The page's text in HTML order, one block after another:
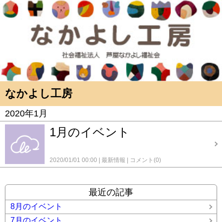
なかよし工房
2020年1月
1月のイベント
2020/01/01 00:00 最新情報 コメント(0)
最近の記事
8月のイベント
7月のイベント